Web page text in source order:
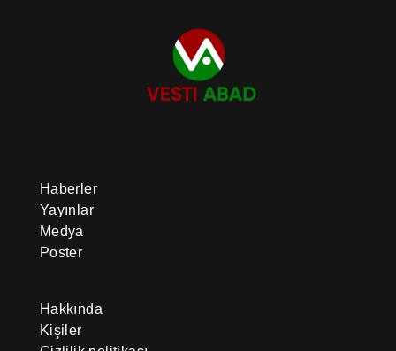
Haberler
Yayınlar
Medya
Poster
Hakkında
Kişiler